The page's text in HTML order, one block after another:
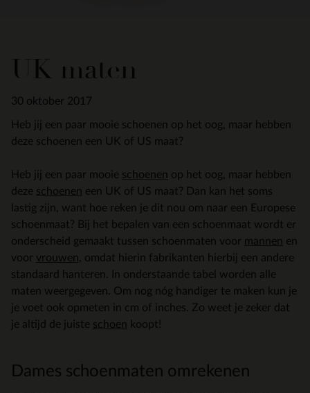
UK maten
30 oktober 2017
Heb jij een paar mooie schoenen op het oog, maar hebben
deze schoenen een UK of US maat?
Heb jij een paar mooie schoenen op het oog, maar hebben
deze schoenen een UK of US maat? Dan kan het soms
lastig zijn, want hoe reken je dit nou om naar een Europese
schoenmaat? Bij het bepalen van een schoenmaat wordt er
onderscheid gemaakt tussen schoenmaten voor mannen en
voor vrouwen , omdat hierin fabrikanten hierbij een andere
standaard hanteren. In onderstaande tabel worden alle
maten weergegeven. Om nog nóg handiger te maken kun je
je voet ook opmeten in cm of inches. Zo weet je zeker dat
je altijd de juiste schoen koopt!
Dames schoenmaten omrekenen